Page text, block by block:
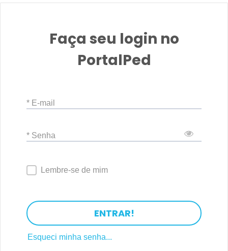
Faça seu login no
PortalPed
* E-mail
* Senha
Lembre-se de mim
ENTRAR!
Esqueci minha senha...